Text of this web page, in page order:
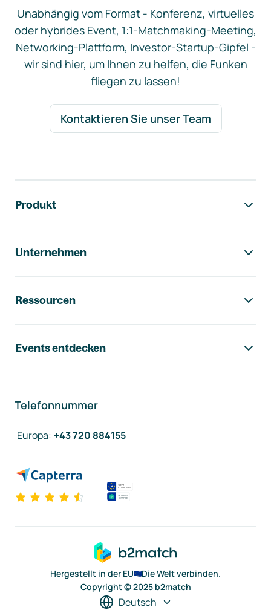
Unabhängig vom Format - Konferenz, virtuelles
oder hybrides Event, 1:1-Matchmaking-Meeting,
Networking-Plattform, Investor-Startup-Gipfel -
wir sind hier, um Ihnen zu helfen, die Funken
fliegen zu lassen!
Kontaktieren Sie unser Team
Produkt
Unternehmen
Ressourcen
Events entdecken
Telefonnummer
Europa: +43 720 884155
Hergestellt in der EU
Die Welt verbinden.
Copyright © 2025 b2match
Deutsch